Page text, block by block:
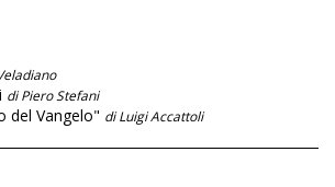
di Piero Stefani
del Vangelo" di Luigi Accattoli